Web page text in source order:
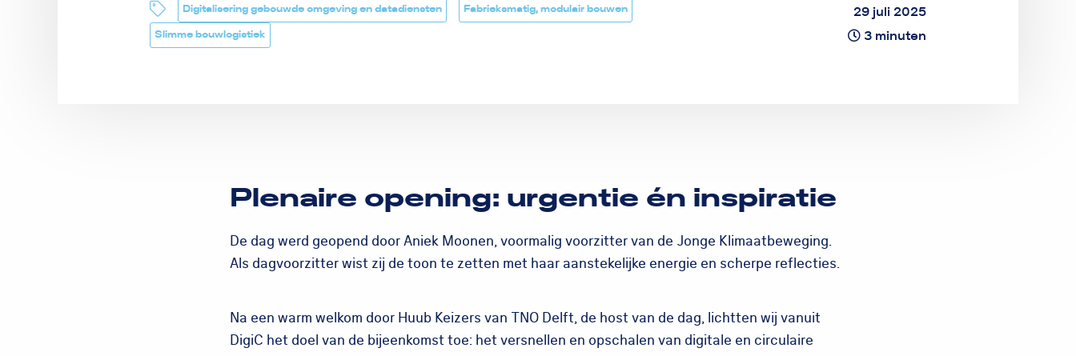
Digitalisering gebouwde omgeving en datadiensten
Fabrieksmatig, modulair bouwen
Slimme bouwlogistiek
29 juli 2025
3 minuten
Plenaire opening: urgentie én inspiratie
De dag werd geopend door Aniek Moonen, voormalig voorzitter van de Jonge Klimaatbeweging.
Als dagvoorzitter wist zij de toon te zetten met haar aanstekelijke energie en scherpe reflecties.
Na een warm welkom door Huub Keizers van TNO Delft, de host van de dag, lichtten wij vanuit
DigiC het doel van de bijeenkomst toe: het versnellen en opschalen van digitale en circulaire